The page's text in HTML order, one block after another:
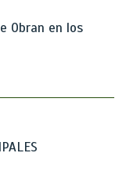
Obran en los